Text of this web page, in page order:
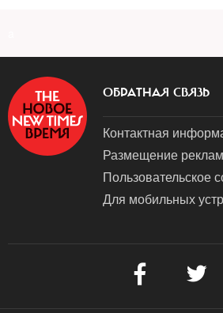
ОБРАТНАЯ СВЯЗЬ
Контактная
Размещение
Пользовательское
Для мобильных